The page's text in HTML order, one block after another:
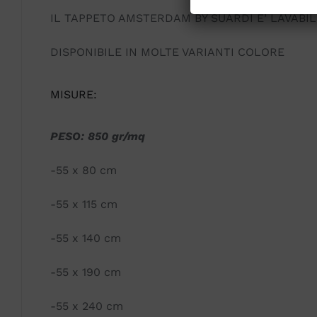
IL TAPPETO AMSTERDAM BY SUARDI E’
DISPONIBILE IN MOLTE VARIANTI COLORE
MISURE:
PESO: 850 gr/mq
-55 x 80 cm
-55 x 115 cm
-55 x 140 cm
-55 x 190 cm
-55 x 240 cm